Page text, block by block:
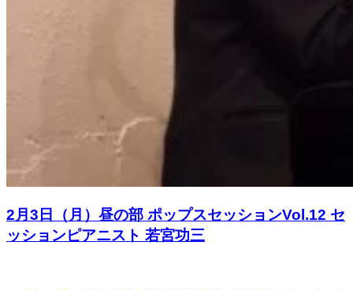
2月3日（月）昼の部 ポップスセッションVol.12 セ
ッションピアニスト 若宮功三